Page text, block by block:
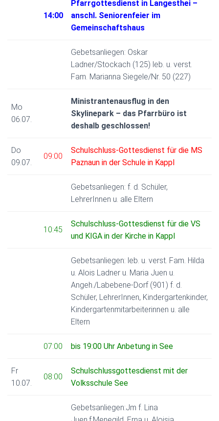
14:00
Pfarrgottesdienst in Langesthei –
anschl. Seniorenfeier im
Gemeinschaftshaus
Gebetsanliegen: Oskar
Ladner/Stockach (125) leb. u. verst.
Fam. Marianna Siegele/Nr. 50 (227)
Mo
06.07.
Ministrantenausflug in den
Skylinepark – das Pfarrbüro ist
deshalb geschlossen!
Do
09.07.
09:00
Schulschluss-Gottesdienst für die MS
Paznaun in der Schule in Kappl
Gebetsanliegen: f. d. Schüler,
LehrerInnen u. alle Eltern
10:45
Schulschluss-Gottesdienst für die VS
und KIGA in der Kirche in Kappl
Gebetsanliegen: leb. u. verst. Fam. Hilda
u. Alois Ladner u. Maria Juen u.
Angeh./Labebene-Dorf (901) f. d.
Schüler, LehrerInnen, Kindergartenkinder,
Kindergartenmitarbeiterinnen u. alle
Eltern
07:00 bis 19:00 Uhr Anbetung in See
Fr
10.07.
08:00
Schulschlussgottesdienst mit der
Volksschule See
Gebetsanliegen:Jm f. Lina